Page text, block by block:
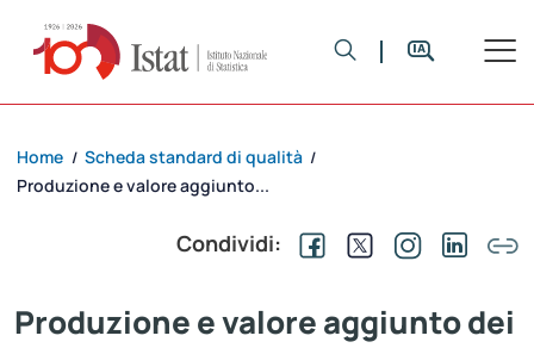
Home / Scheda standard di qualità /
Produzione e valore aggiunto...
Condividi:
Produzione e valore aggiunto dei